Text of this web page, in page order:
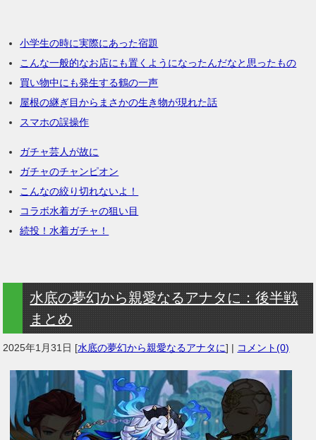
小学生の時に実際にあった宿題
こんな一般的なお店にも置くようになったんだなと思ったもの
買い物中にも発生する鶴の一声
屋根の継ぎ目からまさかの生き物が現れた話
スマホの誤操作
ガチャ芸人が故に
ガチャのチャンピオン
こんなの絞り切れないよ！
コラボ水着ガチャの狙い目
続投！水着ガチャ！
水底の夢幻から親愛なるアナタに：後半戦
まとめ
2025年1月31日 [水底の夢幻から親愛なるアナタに] | コメント(0)